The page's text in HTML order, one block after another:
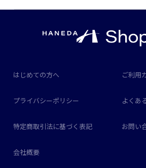
はじめての方へ ご利用
プライバシーポリシー よくあ
特定商取引法に基づく表記 お問い
会社概要